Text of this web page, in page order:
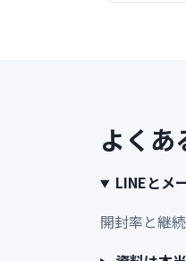
よくあ
LINEとメ
開封率と継